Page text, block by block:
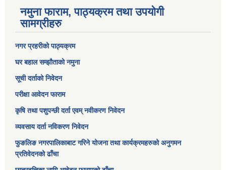
नमुना फाराम, पाठ्यक्रम तथा उपयोगी
सामग्रीहरु
नगर प्रहरीको पाठ्यक्रम
घर बहाल सम्झौताको नमुना
सूची दर्ताको निवेदन
परीक्षा आवेदन फाराम
कृषि तथा पशुपन्छी दर्ता एवम् नवीकरण निवेदन
व्यवसाय दर्ता नविकरण निवेदन
फुङलिङ नगरपालिकाबाट गरिने योजना तथा कार्यक्रमहरुको अनुगमन
प्रतिवेदनको ढाँचा